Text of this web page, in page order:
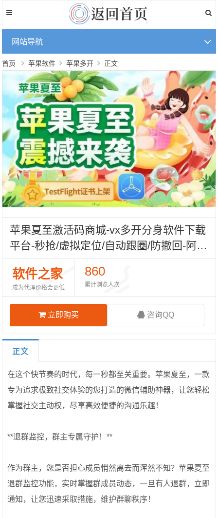
网站导航
首页 苹果软件 苹果多开 正文
苹果夏至激活码商城-vx多开分身软件下载
平台-秒抢/虚拟定位/自动跟圈/防撤回-阿修
罗8059包-TF模式上架-自助发码平台
软件之家
成为代理价格会更低
860
累计浏览人次
立即购买 咨询QQ
正文
在这个快节奏的时代，每一秒都至关重要。苹果夏至，一款
专为追求极致社交体验的您打造的微信辅助神器，让您轻松
掌握社交主动权，尽享高效便捷的沟通乐趣！
**退群监控，群主专属守护！**
作为群主，您是否担心成员悄然离去而浑然不知？苹果夏至
退群监控功能，实时掌握群成员动态，一旦有人退群，立即
通知，让您迅速采取措施，维护群聊秩序！